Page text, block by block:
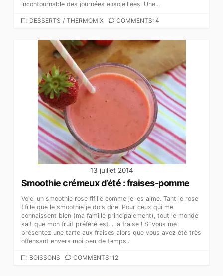
incontournable des journées ensoleillées. Une...
CATEGORIES
DESSERTS / THERMOMIX COMMENTS: 4
13 juillet 2014
Smoothie crémeux d’été : fraises-pomme
Voici un smoothie rose fifille comme je les aime. Tant le rose
fifille que le smoothie je dois dire. Pour ceux qui me
connaissent bien (ma famille principalement), tout le monde
sait que mon fruit préféré est… la fraise ! Si vous me
présentez une tarte aux fraises alors que vous avez été très
offensant envers moi peu de temps...
CATEGORIES
BOISSONS COMMENTS: 12